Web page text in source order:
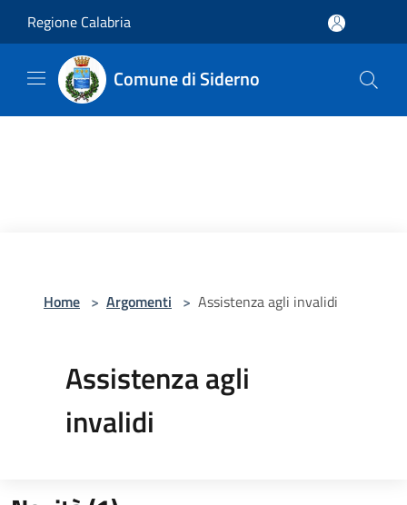
Regione Calabria
Comune di Siderno
Home > Argomenti > Assistenza agli invalidi
Assistenza agli
invalidi